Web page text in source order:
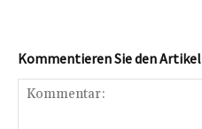
Kommentieren Sie den Artikel